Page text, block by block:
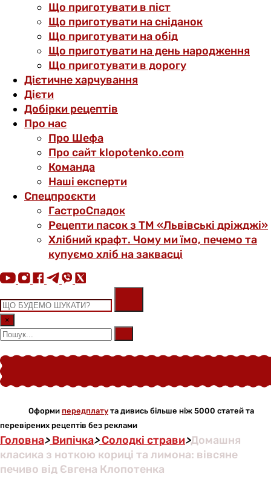
Що приготувати в піст
Що приготувати на сніданок
Що приготувати на обід
Що приготувати на день народження
Що приготувати в дорогу
Дієтичне харчування
Дієти
Добірки рецептів
Про нас
Про Шефа
Про сайт klopotenko.com
Команда
Наші експерти
Спецпроєкти
ГастроСпадок
Рецепти пасок з ТМ «Львівські дріжджі»
Хлібний крафт. Чому ми їмо, печемо та
купуємо хліб на заквасці
×
Оформи передплату та дивись більше ніж 5000 статей та
перевірених рецептів без реклами
Головна>Випічка>Солодкі страви>Домашня
класика з ноткою кориці та лимона: вівсяне
печиво від Євгена Клопотенка